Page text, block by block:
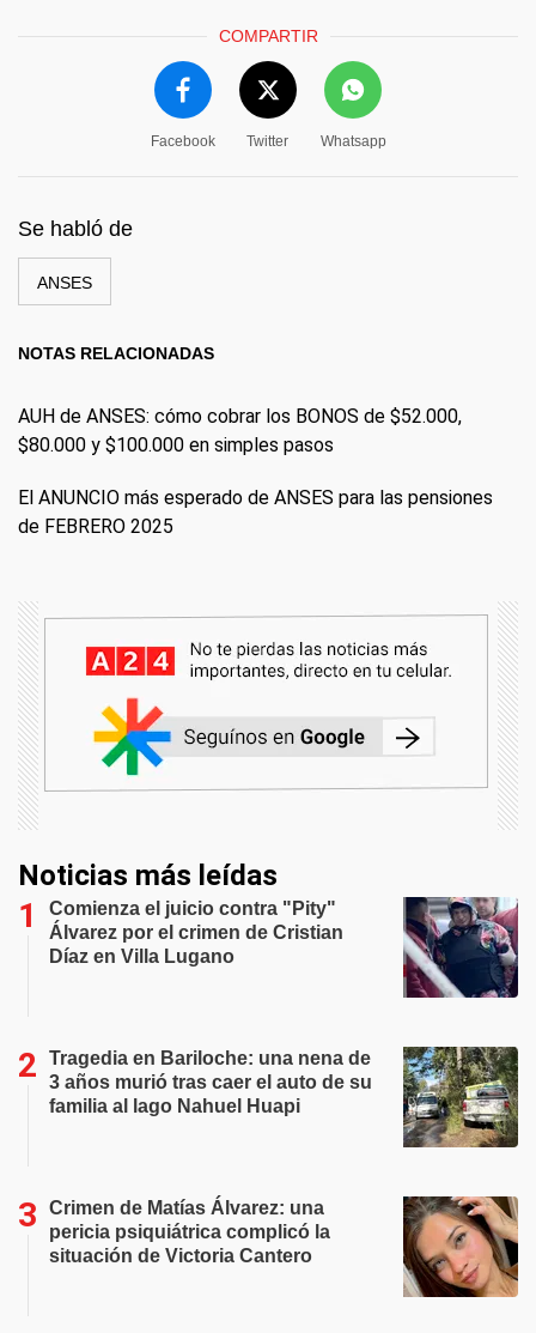
COMPARTIR
Facebook Twitter Whatsapp
Se habló de
ANSES
NOTAS RELACIONADAS
AUH de ANSES: cómo cobrar los BONOS de $52.000,
$80.000 y $100.000 en simples pasos
El ANUNCIO más esperado de ANSES para las pensiones
de FEBRERO 2025
Noticias más leídas
Comienza el juicio contra "Pity"
Álvarez por el crimen de Cristian
Díaz en Villa Lugano
Tragedia en Bariloche: una nena de
3 años murió tras caer el auto de su
familia al lago Nahuel Huapi
Crimen de Matías Álvarez: una
pericia psiquiátrica complicó la
situación de Victoria Cantero